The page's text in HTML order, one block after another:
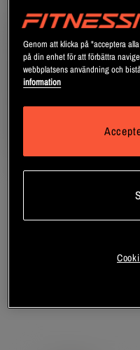
Genom att klicka på "acceptera
på din enhet för att förbättra
webbplatsens användning och
information